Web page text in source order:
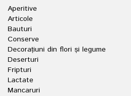
Aperitive
Articole
Bauturi
Conserve
Decorațiuni din flori și legume
Deserturi
Fripturi
Lactate
Mancaruri